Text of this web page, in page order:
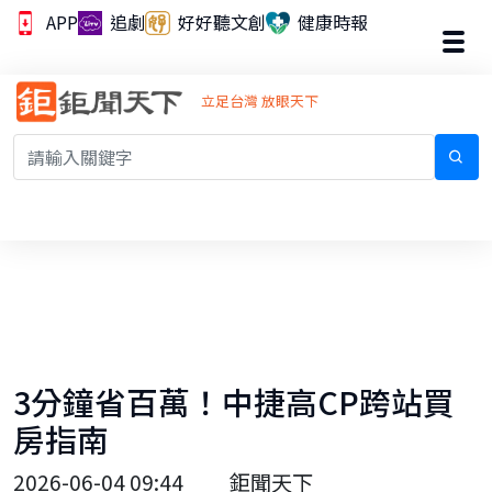
APP 追劇 好好聽文創 健康時報
立足台灣 放眼天下
3分鐘省百萬！中捷高CP跨站買
房指南
2026-06-04 09:44 鉅聞天下